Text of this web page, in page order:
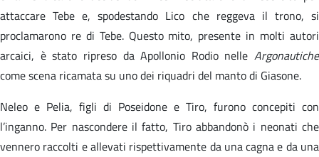
attaccare Tebe e, spodestando Lico che reggeva il trono, si
proclamarono re di Tebe. Questo mito, presente in molti autori
arcaici, è stato ripreso da Apollonio Rodio nelle Argonautiche
come scena ricamata su uno dei riquadri del manto di Giasone.
Neleo e Pelia, figli di Poseidone e Tiro, furono concepiti con
l’inganno. Per nascondere il fatto, Tiro abbandonò i neonati che
vennero raccolti e allevati rispettivamente da una cagna e da una